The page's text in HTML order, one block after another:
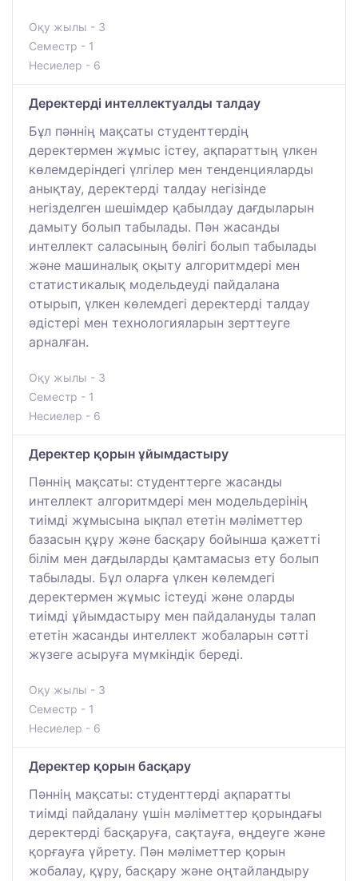
Оқу жылы - 3
Семестр - 1
Несиелер - 6
Деректерді интеллектуалды талдау
Бұл пәннің мақсаты студенттердің
деректермен жұмыс істеу, ақпараттың үлкен
көлемдеріндегі үлгілер мен тенденцияларды
анықтау, деректерді талдау негізінде
негізделген шешімдер қабылдау дағдыларын
дамыту болып табылады. Пән жасанды
интеллект саласының бөлігі болып табылады
және машиналық оқыту алгоритмдері мен
статистикалық модельдеуді пайдалана
отырып, үлкен көлемдегі деректерді талдау
әдістері мен технологияларын зерттеуге
арналған.
Оқу жылы - 3
Семестр - 1
Несиелер - 6
Деректер қорын ұйымдастыру
Пәннің мақсаты: студенттерге жасанды
интеллект алгоритмдері мен модельдерінің
тиімді жұмысына ықпал ететін мәліметтер
базасын құру және басқару бойынша қажетті
білім мен дағдыларды қамтамасыз ету болып
табылады. Бұл оларға үлкен көлемдегі
деректермен жұмыс істеуді және оларды
тиімді ұйымдастыру мен пайдалануды талап
ететін жасанды интеллект жобаларын сәтті
жүзеге асыруға мүмкіндік береді.
Оқу жылы - 3
Семестр - 1
Несиелер - 6
Деректер қорын басқару
Пәннің мақсаты: студенттерді ақпаратты
тиімді пайдалану үшін мәліметтер қорындағы
деректерді басқаруға, сақтауға, өңдеуге және
қорғауға үйрету. Пән мәліметтер қорын
жобалау, құру, басқару және оңтайландыру